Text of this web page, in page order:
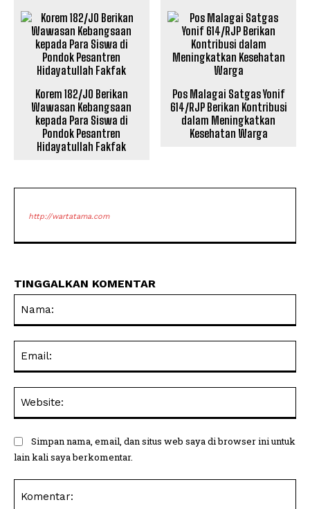
Korem 182/JO Berikan
Wawasan Kebangsaan
kepada Para Siswa di
Pondok Pesantren
Hidayatullah Fakfak
Pos Malagai Satgas Yonif
614/RJP Berikan Kontribusi
dalam Meningkatkan
Kesehatan Warga
http://wartatama.com
TINGGALKAN KOMENTAR
Simpan nama, email, dan situs web saya di browser ini untuk
lain kali saya berkomentar.